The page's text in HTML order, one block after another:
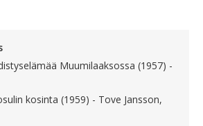
Muumilaaksossa (1957) -
kosinta (1959) - Tove Jansson,